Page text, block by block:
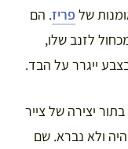
פריז. הם
לזנב שלו,
ייגרר על הבד.
יצירה של צייר
ולא נברא. שם